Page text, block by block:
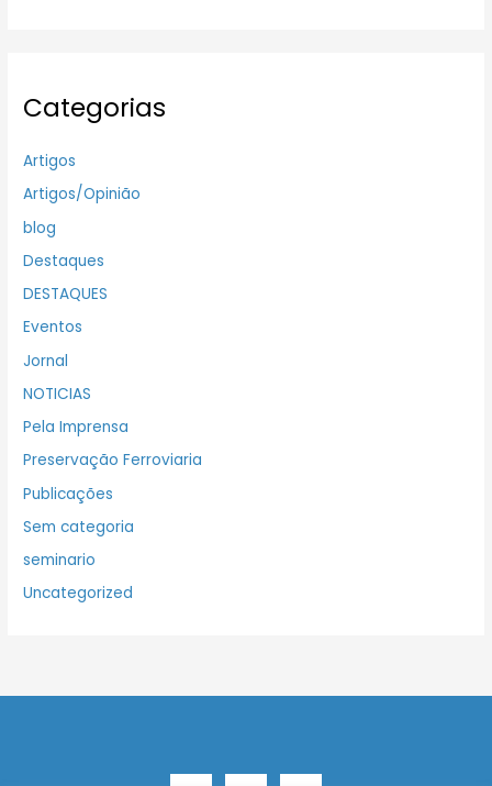
Categorias
Artigos
Artigos/Opinião
blog
Destaques
DESTAQUES
Eventos
Jornal
NOTICIAS
Pela Imprensa
Preservação Ferroviaria
Publicações
Sem categoria
seminario
Uncategorized